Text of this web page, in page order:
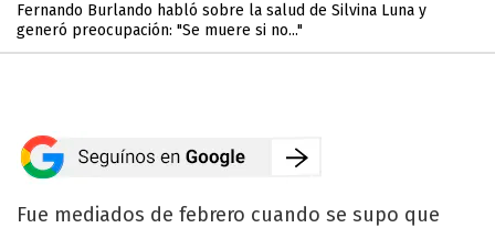
Fernando Burlando habló sobre la salud de Silvina Luna y
generó preocupación: "Se muere si no..."
Fue mediados de febrero cuando se supo que